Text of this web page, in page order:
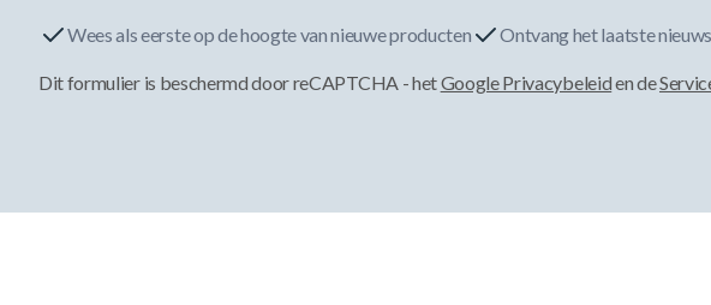
Wees als eerste op de hoogte van nieuwe producten Ontvang het laatste
Dit formulier is beschermd door reCAPTCHA - hetGoogle Privacybeleiden de